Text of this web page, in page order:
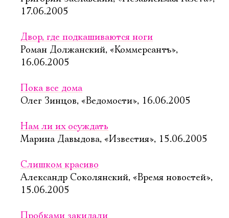
17.06.2005
Двор, где подкашиваются ноги
Роман Должанский, «Коммерсантъ»,
16.06.2005
Пока все дома
Олег Зинцов, «Ведомости», 16.06.2005
Нам ли их осуждать
Марина Давыдова, «Известия», 15.06.2005
Слишком красиво
Александр Соколянский, «Время новостей»,
15.06.2005